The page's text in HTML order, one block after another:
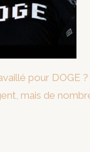
pour DOGE
mais de